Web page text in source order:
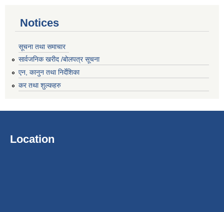
Notices
सूचना तथा समाचार
सार्वजनिक खरीद /बोलपत्र सूचना
एन, कानुन तथा निर्देशिका
कर तथा शुल्कहरु
Location